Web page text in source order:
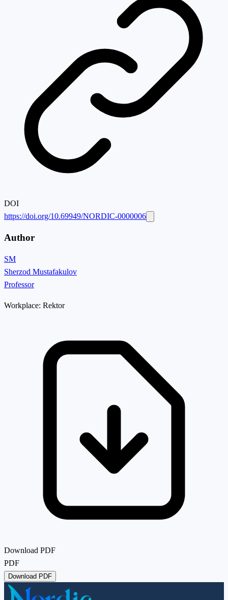
DOI
https://doi.org/10.69949/NORDIC-0000006
Author
SM
Sherzod Mustafakulov
Professor
Workplace: Rektor
Download PDF
PDF
Download PDF